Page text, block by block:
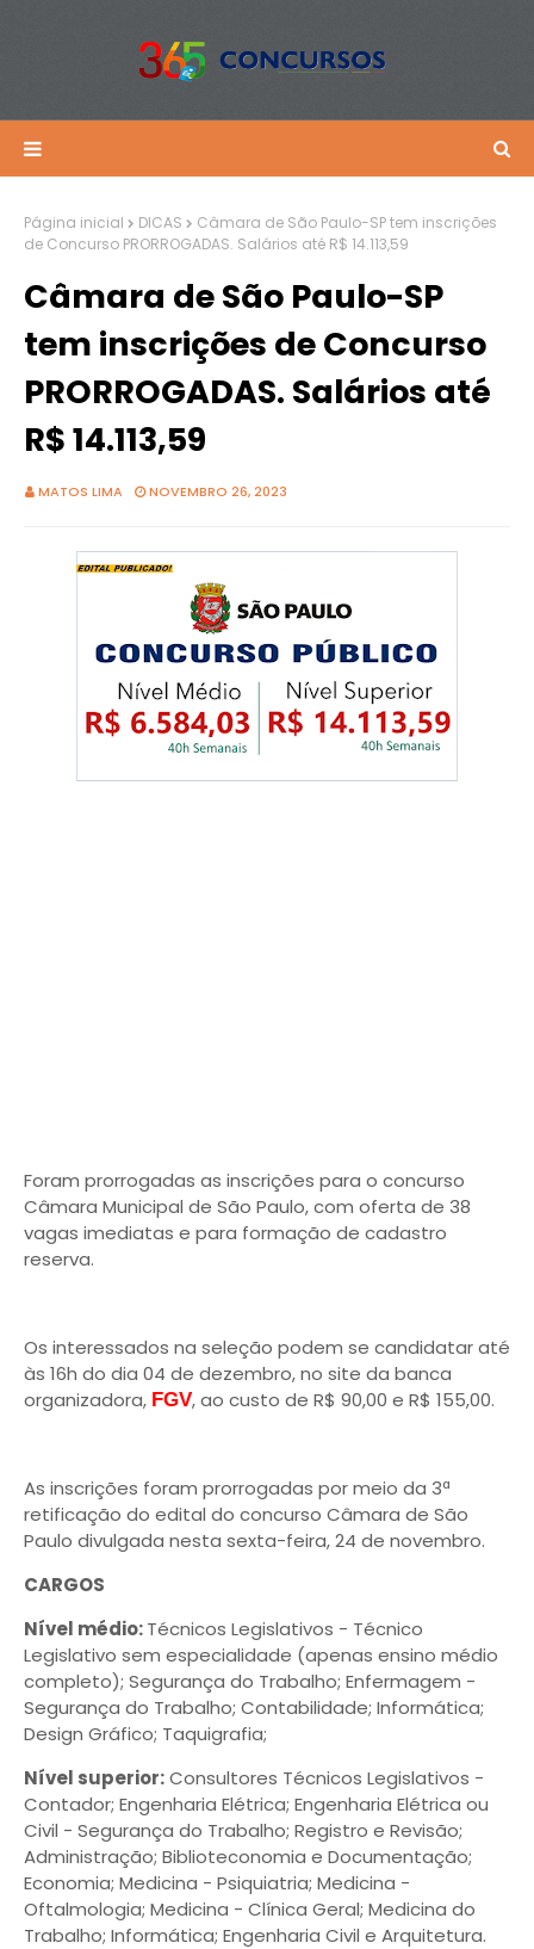
Página inicial DICAS
Câmara de São Paulo-SP tem inscrições
de Concurso PRORROGADAS. Salários até R$ 14.113,59
Câmara de São Paulo-SP
tem inscrições de Concurso
PRORROGADAS. Salários até
R$ 14.113,59
MATOS LIMA NOVEMBRO 26, 2023
Foram prorrogadas as inscrições para o concurso
Câmara Municipal de São Paulo, com oferta de 38
vagas imediatas e para formação de cadastro
reserva.
Os interessados na seleção podem se candidatar até
às 16h do dia 04 de dezembro, no site da banca
organizadora, FGV, ao custo de R$ 90,00 e R$ 155,00.
As inscrições foram prorrogadas por meio da 3ª
retificação do edital do concurso Câmara de São
Paulo divulgada nesta sexta-feira, 24 de novembro.
CARGOS
Nível médio:Técnicos Legislativos - Técnico
Legislativo sem especialidade (apenas ensino médio
completo); Segurança do Trabalho; Enfermagem -
Segurança do Trabalho; Contabilidade; Informática;
Design Gráfico; Taquigrafia;
Nível superior:Consultores Técnicos Legislativos -
Contador; Engenharia Elétrica; Engenharia Elétrica ou
Civil - Segurança do Trabalho; Registro e Revisão;
Administração; Biblioteconomia e Documentação;
Economia; Medicina - Psiquiatria; Medicina -
Oftalmologia; Medicina - Clínica Geral; Medicina do
Trabalho; Informática; Engenharia Civil e Arquitetura.